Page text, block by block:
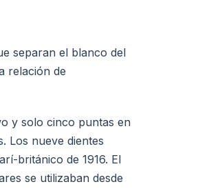
separan el blanco del
relación de
y solo cinco puntas en
Los nueve dientes
británico de 1916. El
se utilizaban desde